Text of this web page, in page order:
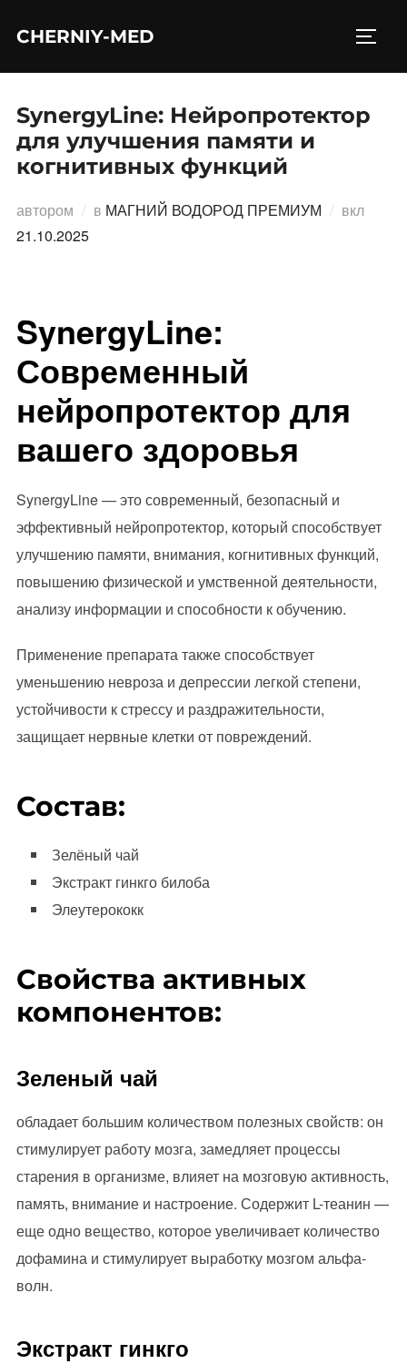
CHERNIY-MED
SynergyLine: Нейропротектор
для улучшения памяти и
когнитивных функций
автором в МАГНИЙ ВОДОРОД ПРЕМИУМ вкл
21.10.2025
SynergyLine:
Современный
нейропротектор для
вашего здоровья
SynergyLine — это современный, безопасный и
эффективный нейропротектор, который способствует
улучшению памяти, внимания, когнитивных функций,
повышению физической и умственной деятельности,
анализу информации и способности к обучению.
Применение препарата также способствует
уменьшению невроза и депрессии легкой степени,
устойчивости к стрессу и раздражительности,
защищает нервные клетки от повреждений.
Состав:
Зелёный чай
Экстракт гинкго билоба
Элеутерококк
Свойства активных
компонентов:
Зеленый чай
обладает большим количеством полезных свойств: он
стимулирует работу мозга, замедляет процессы
старения в организме, влияет на мозговую активность,
память, внимание и настроение. Содержит L-теанин —
еще одно вещество, которое увеличивает количество
дофамина и стимулирует выработку мозгом альфа-
волн.
Экстракт гинкго